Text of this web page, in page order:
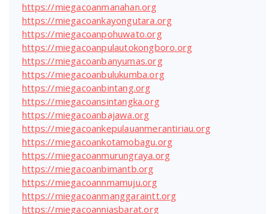
https://miegacoanmanahan.org
https://miegacoankayongutara.org
https://miegacoanpohuwato.org
https://miegacoanpulautokongboro.org
https://miegacoanbanyumas.org
https://miegacoanbulukumba.org
https://miegacoanbintang.org
https://miegacoansintangka.org
https://miegacoanbajawa.org
https://miegacoankepulauanmerantiriau.org
https://miegacoankotamobagu.org
https://miegacoanmurungraya.org
https://miegacoanbimantb.org
https://miegacoannmamuju.org
https://miegacoanmanggaraintt.org
https://miegacoanniasbarat.org